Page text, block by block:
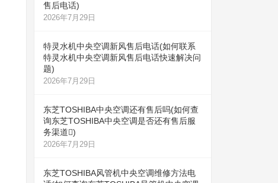
售后电话)
2026年7月29日
特灵水机中央空调新风售后电话(如何联系
特灵水机中央空调新风售后电话快速解决问
题)
2026年7月29日
东芝TOSHIBA中央空调还有售后吗(如何查
询东芝TOSHIBA中央空调是否还有售后服
务渠道)
2026年7月29日
东芝TOSHIBA风管机中央空调维修方法电